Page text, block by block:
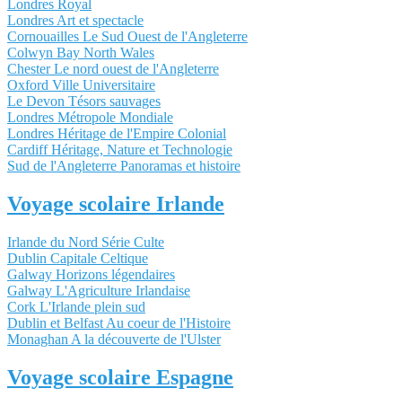
Londres Royal
Londres Art et spectacle
Cornouailles Le Sud Ouest de l'Angleterre
Colwyn Bay North Wales
Chester Le nord ouest de l'Angleterre
Oxford Ville Universitaire
Le Devon Tésors sauvages
Londres Métropole Mondiale
Londres Héritage de l'Empire Colonial
Cardiff Héritage, Nature et Technologie
Sud de l'Angleterre Panoramas et histoire
Voyage scolaire Irlande
Irlande du Nord Série Culte
Dublin Capitale Celtique
Galway Horizons légendaires
Galway L'Agriculture Irlandaise
Cork L'Irlande plein sud
Dublin et Belfast Au coeur de l'Histoire
Monaghan A la découverte de l'Ulster
Voyage scolaire Espagne